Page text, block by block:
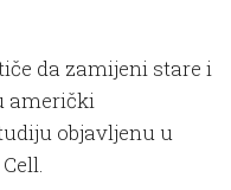
da zamijeni stare i
američki
objavljenu u